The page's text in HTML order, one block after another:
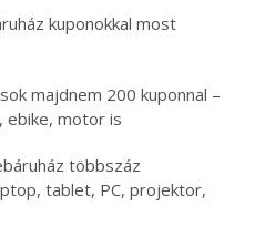
kuponokkal most
majdnem 200 kuponnal –
motor is
többszáz
tablet, PC, projektor,